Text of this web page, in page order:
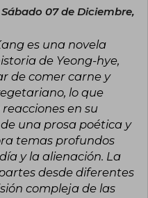
Sábado 07 de Diciembre,
es una novela
de Yeong-hye,
de comer carne y
lo que
en su
una prosa poética y
temas profundos
y la alienación. La
desde diferentes
compleja de las